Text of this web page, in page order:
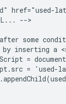
href="used-
-->
some
inserting a
=
= 'used-